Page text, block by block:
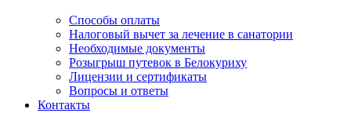
Способы оплаты
Налоговый вычет за лечение в санатории
Необходимые документы
Розыгрыш путевок в Белокуриху
Лицензии и сертификаты
Вопросы и ответы
Контакты